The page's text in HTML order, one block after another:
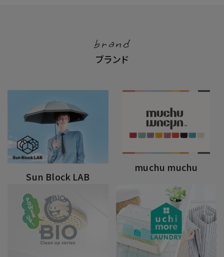
brand
ブランド
Sun Block LAB
muchu muchu